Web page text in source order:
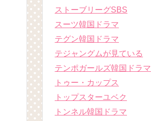
ストーブリーグSBS
スーツ韓国ドラマ
テグン韓国ドラマ
テジャングムが見ている
テンポガールズ韓国ドラマ
トゥー・カップス
トップスターユベク
トンネル韓国ドラマ